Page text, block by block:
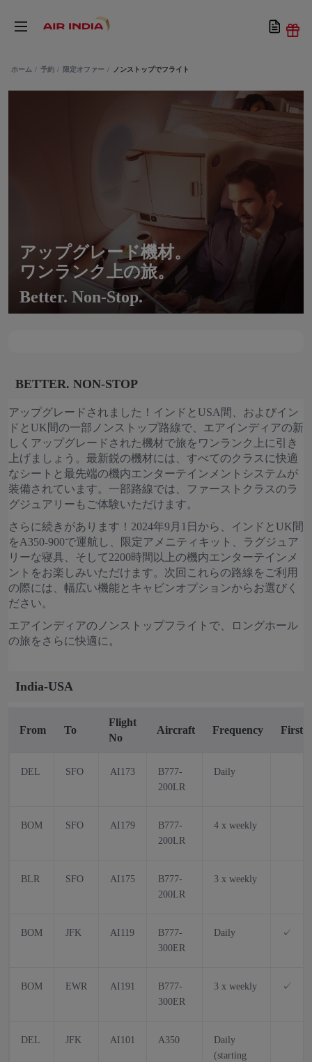
ホーム 予約 限定オファー ノンストップでフライト
アップグレード機材。
ワンランク上の旅。
Better. Non-Stop.
BETTER. NON-STOP
アップグレードされました！インドとUSA間、およびイン
ドとUK間の一部ノンストップ路線で、エアインディアの新
しくアップグレードされた機材で旅をワンランク上に引き
上げましょう。最新鋭の機材には、すべてのクラスに快適
なシートと最先端の機内エンターテインメントシステムが
装備されています。一部路線では、ファーストクラスのラ
グジュアリーもご体験いただけます。
さらに続きがあります！2024年9月1日から、インドとUK間
をA350-900で運航し、限定アメニティキット、ラグジュア
リーな寝具、そして2200時間以上の機内エンターテインメ
ントをお楽しみいただけます。次回これらの路線をご利用
の際には、幅広い機能とキャビンオプションからお選びく
ださい。
エアインディアのノンストップフライトで、ロングホール
の旅をさらに快適に。
India-USA
From To
Flight
No
Aircraft Frequency First
DEL SFO AI173
B777-
200LR
Daily
BOM SFO AI179
B777-
200LR
4 x weekly
BLR SFO AI175
B777-
200LR
3 x weekly
BOM JFK AI119
B777-
300ER
Daily ✓
BOM EWR AI191
B777-
300ER
3 x weekly ✓
DEL JFK AI101 A350
Daily
(starting